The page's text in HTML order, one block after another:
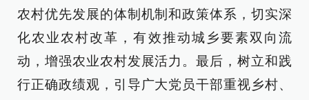
农村优先发展的体制机制和政策体系，切实深
化农业农村改革，有效推动城乡要素双向流
动，增强农业农村发展活力。最后，树立和践
行正确政绩观，引导广大党员干部重视乡村、